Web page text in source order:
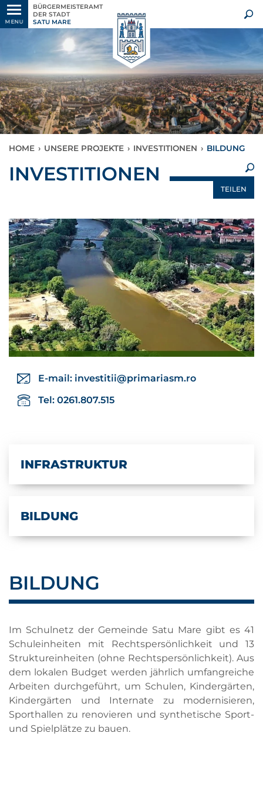
MENU
BÜRGERMEISTERAMT
DER STADT
SATU MARE
HOME › UNSERE PROJEKTE › INVESTITIONEN › BILDUNG
×
INVESTITIONEN
TEILEN
E-mail: investitii@primariasm.ro
Tel: 0261.807.515
INFRASTRUKTUR
BILDUNG
BILDUNG
Im Schulnetz der Gemeinde Satu Mare gibt es 41
Schuleinheiten mit Rechtspersönlichkeit und 13
Struktureinheiten (ohne Rechtspersönlichkeit). Aus
dem lokalen Budget werden jährlich umfangreiche
Arbeiten durchgeführt, um Schulen, Kindergärten,
Kindergärten und Internate zu modernisieren,
Sporthallen zu renovieren und synthetische Sport-
und Spielplätze zu bauen.